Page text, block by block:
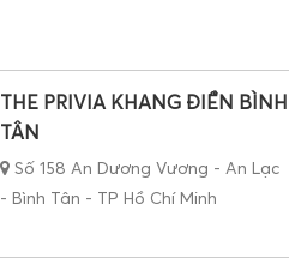
THE PRIVIA KHANG ĐIỀN BÌNH
TÂN
Số 158 An Dương Vương - An Lạc
- Bình Tân - TP Hồ Chí Minh